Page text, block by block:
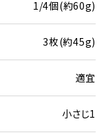
1/4個(約60g)
3枚(約45g)
適宜
小さじ1